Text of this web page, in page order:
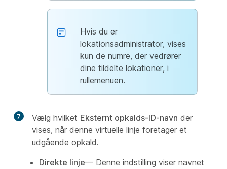
Hvis du er
lokationsadministrator, vises
kun de numre, der vedrører
dine tildelte lokationer, i
rullemenuen.
7 Vælg hvilket Eksternt opkalds-ID-navn der
vises, når denne virtuelle linje foretager et
udgående opkald.
Direkte linje— Denne indstilling viser navnet